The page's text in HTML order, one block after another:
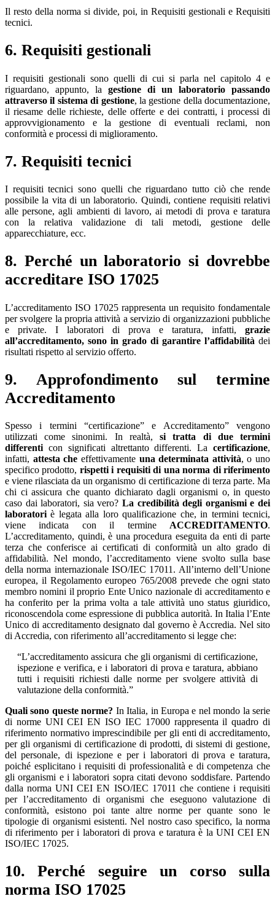
Il resto della norma si divide, poi, in Requisiti gestionali e Requisiti
tecnici.
6. Requisiti gestionali
I requisiti gestionali sono quelli di cui si parla nel capitolo 4 e
riguardano, appunto, la gestione di un laboratorio passando
attraverso il sistema di gestione, la gestione della documentazione,
il riesame delle richieste, delle offerte e dei contratti, i processi di
approvvigionamento e la gestione di eventuali reclami, non
conformità e processi di miglioramento.
7. Requisiti tecnici
I requisiti tecnici sono quelli che riguardano tutto ciò che rende
possibile la vita di un laboratorio. Quindi, contiene requisiti relativi
alle persone, agli ambienti di lavoro, ai metodi di prova e taratura
con la relativa validazione di tali metodi, gestione delle
apparecchiature, ecc.
8. Perché un laboratorio si dovrebbe
accreditare ISO 17025
L’accreditamento ISO 17025 rappresenta un requisito fondamentale
per svolgere la propria attività a servizio di organizzazioni pubbliche
e private. I laboratori di prova e taratura, infatti, grazie
all’accreditamento, sono in grado di garantire l’affidabilità dei
risultati rispetto al servizio offerto.
9. Approfondimento sul termine
Accreditamento
Spesso i termini “certificazione” e Accreditamento” vengono
utilizzati come sinonimi. In realtà,si tratta di due termini
differenti con significati altrettanto differenti. La certificazione,
infatti, attesta che effettivamente una determinata attività, o uno
specifico prodotto, rispetti i requisiti di una norma di riferimento
e viene rilasciata da un organismo di certificazione di terza parte. Ma
chi ci assicura che quanto dichiarato dagli organismi o, in questo
caso dai laboratori, sia vero? La credibilità degli organismi e dei
laboratori è legata alla loro qualificazione che, in termini tecnici,
viene indicata con il termine ACCREDITAMENTO.
L’accreditamento, quindi, è una procedura eseguita da enti di parte
terza che conferisce ai certificati di conformità un alto grado di
affidabilità. Nel mondo, l’accreditamento viene svolto sulla base
della norma internazionale ISO/IEC 17011. All’interno dell’Unione
europea, il Regolamento europeo 765/2008 prevede che ogni stato
membro nomini il proprio Ente Unico nazionale di accreditamento e
ha conferito per la prima volta a tale attività uno status giuridico,
riconoscendola come espressione di pubblica autorità. In Italia l’Ente
Unico di accreditamento designato dal governo è Accredia. Nel sito
di Accredia, con riferimento all’accreditamento si legge che:
“L’accreditamento assicura che gli organismi di certificazione,
ispezione e verifica, e i laboratori di prova e taratura, abbiano
tutti i requisiti richiesti dalle norme per svolgere attività di
valutazione della conformità.”
Quali sono queste norme? In Italia, in Europa e nel mondo la serie
di norme UNI CEI EN ISO IEC 17000 rappresenta il quadro di
riferimento normativo imprescindibile per gli enti di accreditamento,
per gli organismi di certificazione di prodotti, di sistemi di gestione,
del personale, di ispezione e per i laboratori di prova e taratura,
poiché esplicitano i requisiti di professionalità e di competenza che
gli organismi e i laboratori sopra citati devono soddisfare. Partendo
dalla norma UNI CEI EN ISO/IEC 17011 che contiene i requisiti
per l’accreditamento di organismi che eseguono valutazione di
conformità, esistono poi tante altre norme per quante sono le
tipologie di organismi esistenti. Nel nostro caso specifico, la norma
di riferimento per i laboratori di prova e taratura è la UNI CEI EN
ISO/IEC 17025.
10. Perché seguire un corso sulla
norma ISO 17025